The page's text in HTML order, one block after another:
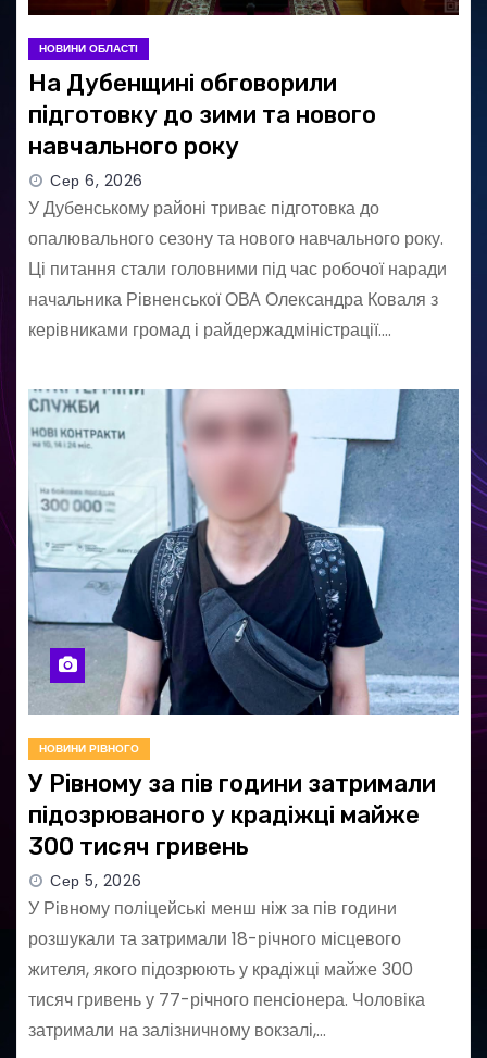
НОВИНИ ОБЛАСТІ
На Дубенщині обговорили
підготовку до зими та нового
навчального року
Сер 6, 2026
У Дубенському районі триває підготовка до
опалювального сезону та нового навчального року.
Ці питання стали головними під час робочої наради
начальника Рівненської ОВА Олександра Коваля з
керівниками громад і райдержадміністрації.…
НОВИНИ РІВНОГО
У Рівному за пів години затримали
підозрюваного у крадіжці майже
300 тисяч гривень
Сер 5, 2026
У Рівному поліцейські менш ніж за пів години
розшукали та затримали 18-річного місцевого
жителя, якого підозрюють у крадіжці майже 300
тисяч гривень у 77-річного пенсіонера. Чоловіка
затримали на залізничному вокзалі,…